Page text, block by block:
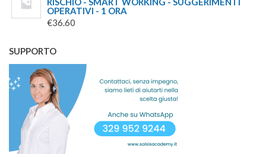
ERA:
È:
OPERATIVI - 1 ORA
€36.60
SUPPORTO